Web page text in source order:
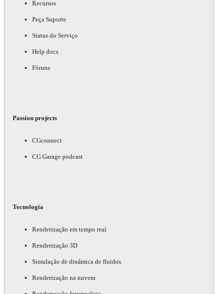
Recursos
Peça Suporte
Status do Serviço
Help docs
Fóruns
Passion projects
CGconnect
CG Garage podcast
Tecnologia
Renderização em tempo real
Renderização 3D
Simulação de dinâmica de fluidos
Renderização na nuvem